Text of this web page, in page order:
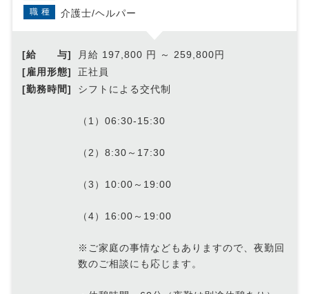
職種 介護士/ヘルパー
[給 与]
月給 197,800 円 ～ 259,800円
[雇用形態]
正社員
[勤務時間]
シフトによる交代制
（1）06:30-15:30
（2）8:30～17:30
（3）10:00～19:00
（4）16:00～19:00
※ご家庭の事情などもありますので、夜勤回
数のご相談にも応じます。